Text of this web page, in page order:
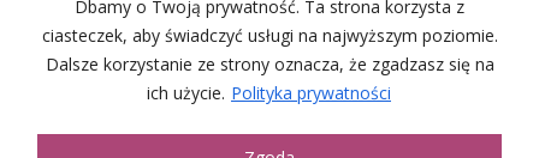
Dbamy o Twoją prywatność. Ta strona korzysta z
ciasteczek, aby świadczyć usługi na najwyższym poziomie.
Dalsze korzystanie ze strony oznacza, że zgadzasz się na
ich użycie. Polityka prywatności
Oko
© 2026 Wydawnictwo Trzecie Oko. Built using WordPress and